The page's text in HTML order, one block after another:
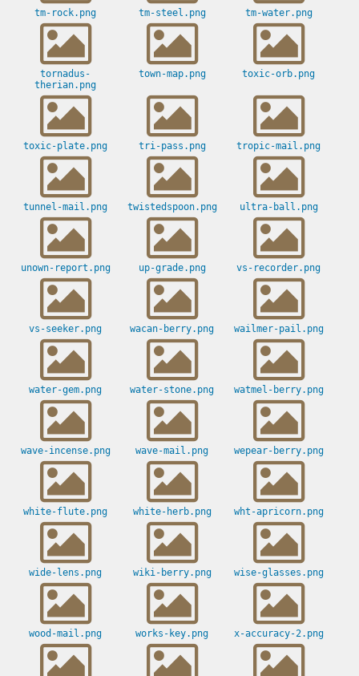
tm-rock.png tm-steel.png tm-water.png
tornadus-
therian.png
town-map.png toxic-orb.png
toxic-plate.png tri-pass.png tropic-mail.png
tunnel-mail.png twistedspoon.png ultra-ball.png
unown-report.png up-grade.png vs-recorder.png
vs-seeker.png wacan-berry.png wailmer-pail.png
water-gem.png water-stone.png watmel-berry.png
wave-incense.png wave-mail.png wepear-berry.png
white-flute.png white-herb.png wht-apricorn.png
wide-lens.png wiki-berry.png wise-glasses.png
wood-mail.png works-key.png x-accuracy-2.png